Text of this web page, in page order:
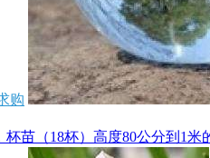
购
杯苗（18杯）高度80公分到1米